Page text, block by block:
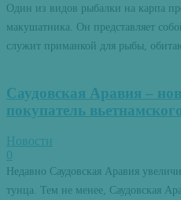
Один из видов рыбалки на карпа
макушатника. Он представляет
служит приманкой для рыбы,
Саудовская Аравия –
покупатель
Новости
0
Недавно Саудовская Аравия
тунца. Тем не менее, Саудовская